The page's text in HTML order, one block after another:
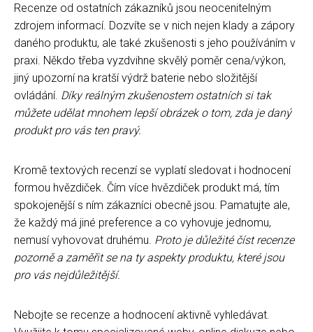
Recenze od ostatních zákazníků jsou neocenitelným
zdrojem informací. Dozvíte se v nich nejen klady a zápory
daného produktu, ale také zkušenosti s jeho používáním v
praxi. Někdo třeba vyzdvihne skvělý poměr cena/výkon,
jiný upozorní na kratší výdrž baterie nebo složitější
ovládání. Díky reálným zkušenostem ostatních si tak
můžete udělat mnohem lepší obrázek o tom, zda je daný
produkt pro vás ten pravý.
Kromě textových recenzí se vyplatí sledovat i hodnocení
formou hvězdiček. Čím více hvězdiček produkt má, tím
spokojenější s ním zákazníci obecně jsou. Pamatujte ale,
že každý má jiné preference a co vyhovuje jednomu,
nemusí vyhovovat druhému. Proto je důležité číst recenze
pozorně a zaměřit se na ty aspekty produktu, které jsou
pro vás nejdůležitější.
Nebojte se recenze a hodnocení aktivně vyhledávat.